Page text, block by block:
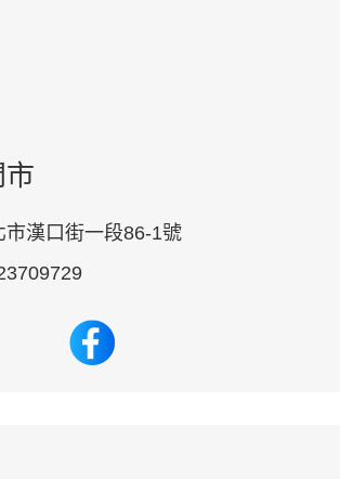
市漢口街一段86-1號